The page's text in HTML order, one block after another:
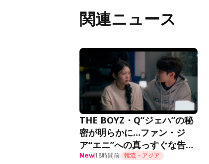
関連ニュース
THE BOYZ・Q“ジェハ”の秘
密が明らかに…ファン・ジ
ア“エニ”への真っすぐな告白
に胸キュン＜推しデビュー＞
New18時間前 韓流・アジア